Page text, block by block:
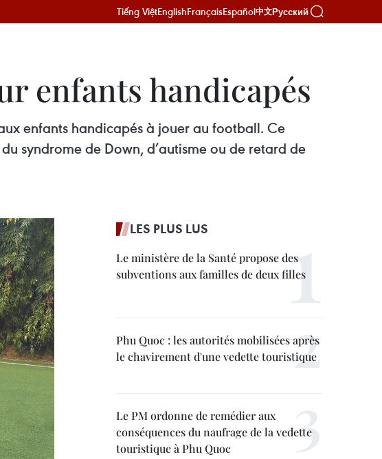
Tiếng ViệtEnglishFrançaisEspañol中文Русский
enfants handicapés
enfants handicapés à jouer au football. Ce
syndrome de Down, d’autisme ou de retard de
LES PLUS LUS
Le ministère de la Santé propose des
subventions aux familles de deux filles
Phu Quoc : les autorités mobilisées après
le chavirement d'une vedette touristique
Le PM ordonne de remédier aux
conséquences du naufrage de la vedette
touristique à Phu Quoc